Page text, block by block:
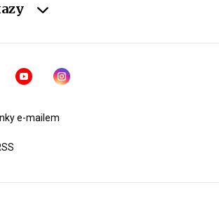
e-mailem